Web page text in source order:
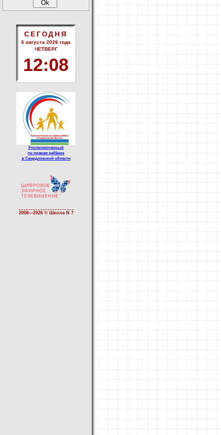
СЕГОДНЯ
6 августа 2026 года
ЧЕТВЕРГ
12:08
Уполномоченный
по правам ребёнка
в Свердловской области
2008—2026 © Школа N 7